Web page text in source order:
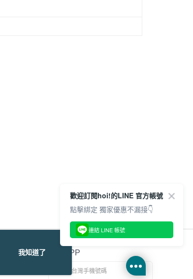
官方APP
我知道了
歡迎訂閱hoi!的LINE 官方帳號
點擊綁定 獨家優惠不漏接👇
連結 LINE 帳號